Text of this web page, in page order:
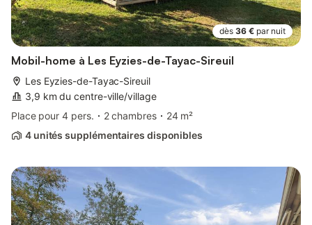
dès 36 € par nuit
Mobil-home à Les Eyzies-de-Tayac-Sireuil
Les Eyzies-de-Tayac-Sireuil
3,9 km du centre-ville/village
Place pour 4 pers.
2 chambres
24 m²
4 unités supplémentaires disponibles